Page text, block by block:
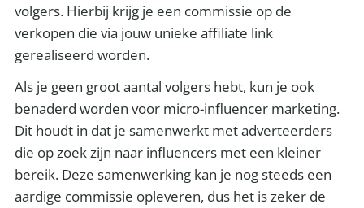
volgers. Hierbij krijg je een commissie op de
verkopen die via jouw unieke affiliate link
gerealiseerd worden.
Als je geen groot aantal volgers hebt, kun je ook
benaderd worden voor micro-influencer marketing.
Dit houdt in dat je samenwerkt met adverteerders
die op zoek zijn naar influencers met een kleiner
bereik. Deze samenwerking kan je nog steeds een
aardige commissie opleveren, dus het is zeker de